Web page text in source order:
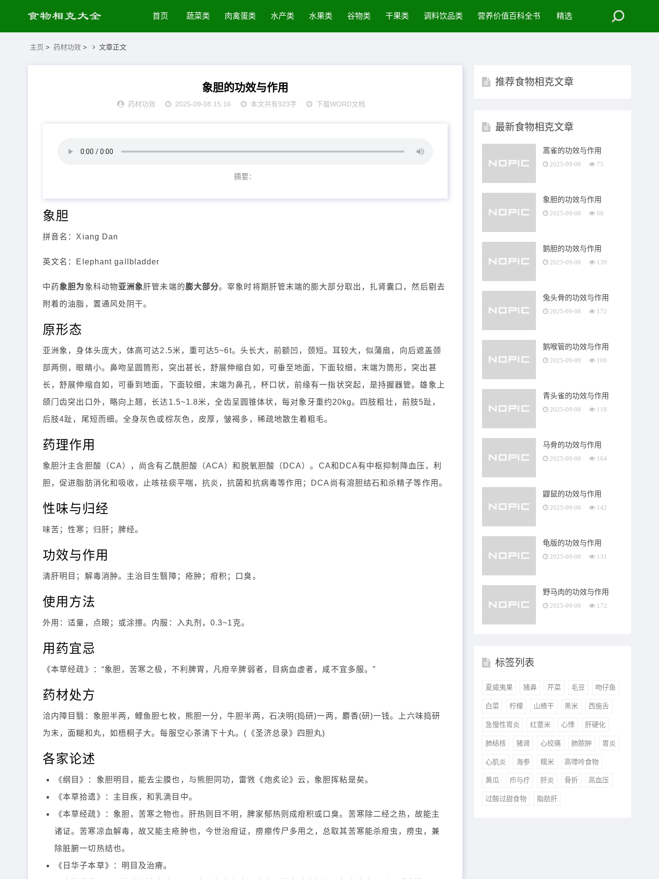
首页 蔬菜类 肉禽蛋类 水产类 水果类 谷物类 干果类 调料饮品类 营养价值百科全书 精选
主页 > 药材功效 > 文章正文
象胆的功效与作用
药材功效 2025-09-08 15:16 本文共有923字 下载WORD文档
摘要：
象胆
拼音名：Xiang Dan
英文名：Elephant gallbladder
中药象胆为 象科动物亚洲象肝管未端的膨大部分。宰象时将期肝管末端的膨大部分取出，扎肾囊口，然后剔去
附着的油脂，置通风处阴干。
原形态
亚洲象，身体头庞大，体高可达2.5米，重可达5~6t。头长大，前额凹，颈短。耳较大，似蒲扇，向后遮盖颈
部两侧，眼睛小。鼻吻呈圆筒形，突出甚长，舒展伸缩自如，可垂至地面，下面较细，末端为筒形，突出甚
长，舒展伸缩自如，可垂到地面，下面较细，末端为鼻孔，杯口状，前缘有一指状突起，是持握器管。雄象上
颌门齿突出口外，略向上翘，长达1.5~1.8米，全齿呈圆锥体状，每对象牙重约20kg。四肢粗壮，前肢5趾，
后肢4趾，尾短而细。全身灰色或棕灰色，皮厚，皱褐多，稀疏地散生着粗毛。
药理作用
象胆汁主含胆酸（CA），尚含有乙酰胆酸（ACA）和脱氧胆酸（DCA）。CA和DCA有中枢抑制降血压，利
胆，促进脂肪消化和吸收，止咳祛痰平喘，抗炎，抗菌和抗病毒等作用；DCA尚有溶胆结石和杀精子等作用。
性味与归经
味苦；性寒；归肝；脾经。
功效与作用
清肝明目；解毒消肿。主治目生翳障；疮肿；疳积；口臭。
使用方法
外用：适量，点眼；或涂擦。内服：入丸剂，0.3~1克。
用药宜忌
《本草经疏》：“象胆，苦寒之极，不利脾胃，凡疳辛脾弱者，目病血虚者，咸不宜多服。”
药材处方
洽内障目翳：象胆半两，鲤鱼胆七枚，熊胆一分，牛胆半两，石决明(捣研)一两，麝香(研)一钱。上六味捣研
为末，面糊和丸，如梧桐子大。每服空心茶清下十丸。(《圣济总录》四胆丸)
各家论述
《纲目》：象胆明目，能去尘膜也，与熊胆同功，雷敩《炮炙论》云，象胆挥粘是矣。
《本草拾遗》：主目疾，和乳滴目中。
《本草经疏》：象胆，苦寒之物也。肝热则目不明，脾家郁热则成疳积或口臭。苦寒除二经之热，故能主
诸证。苦寒凉血解毒，故又能主疮肿也，今世治疳证，痨瘵传尸多用之，总取其苦寒能杀疳虫，痨虫，兼
除脏腑一切热结也。
《日华子本草》：明目及治瘠。
推荐食物相克文章
最新食物相克文章
蒿雀的功效与作用
2025-09-08 75
象胆的功效与作用
2025-09-08 68
鹅胆的功效与作用
2025-09-08 139
兔头骨的功效与作用
2025-09-08 172
鹅喉管的功效与作用
2025-09-08 106
青头雀的功效与作用
2025-09-08 118
马骨的功效与作用
2025-09-08 164
鼹鼠的功效与作用
2025-09-08 142
龟版的功效与作用
2025-09-08 131
野马肉的功效与作用
2025-09-08 172
标签列表
夏威夷果 猪鼻 芹菜 毛豆 吻仔鱼
白菜 柠檬 山楂干 黑米 西施舌
急慢性胃炎 红薏米 心悸 肝硬化
肺结核 猪肾 心绞痛 肺脓肿 胃炎
心肌炎 海参 糯米 高嘌呤食物
黄瓜 疖与疔 肝炎 骨折 高血压
过酸过甜食物 脂肪肝